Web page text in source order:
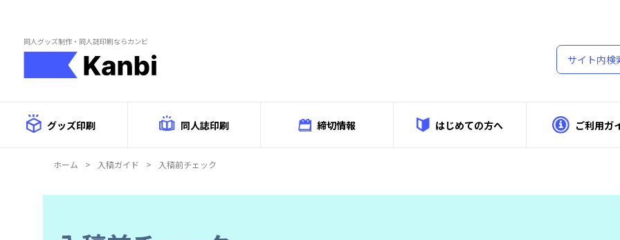
同人グッズ制作・同人誌印刷ならカンビ
グッズ印刷 同人誌印刷 締切情報 はじめての方へ ご利用ガ
ホーム > 入稿ガイド > 入稿前チェック